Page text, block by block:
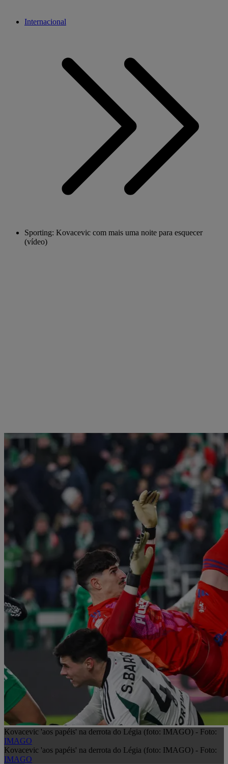
Internacional
Sporting: Kovacevic com mais uma noite para esquecer
(vídeo)
Kovacevic 'aos papéis' na derrota do Légia (foto: IMAGO) - Foto:
IMAGO
Kovacevic 'aos papéis' na derrota do Légia (foto: IMAGO) - Foto:
IMAGO